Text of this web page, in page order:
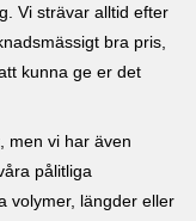
Vi strävar alltid efter
bra pris,
kunna ge er det
men vi har även
pålitliga
volymer, längder eller